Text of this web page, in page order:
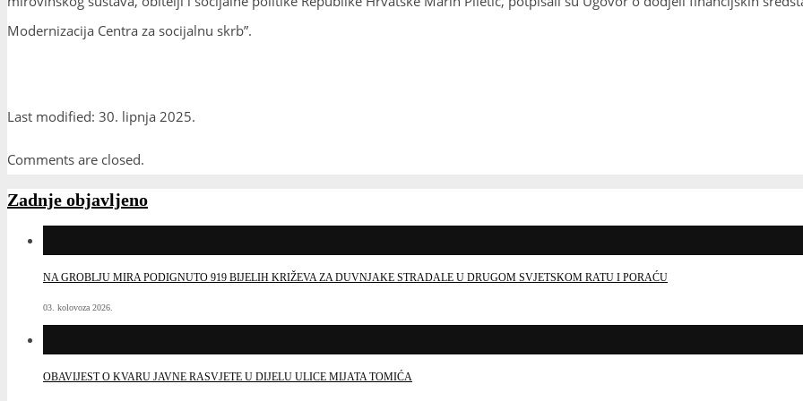
Modernizacija Centra za socijalnu skrb”.
Last modified: 30. lipnja 2025.
Comments are closed.
Zadnje objavljeno
NA GROBLJU MIRA PODIGNUTO 919 BIJELIH KRIŽEVA ZA DUVNJAKE STRADALE U DRUGOM SVJETSKOM RATU I PORAĆU
03. kolovoza 2026.
OBAVIJEST O KVARU JAVNE RASVJETE U DIJELU ULICE MIJATA TOMIĆA